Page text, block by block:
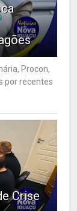
Procon,
por recentes
Crise